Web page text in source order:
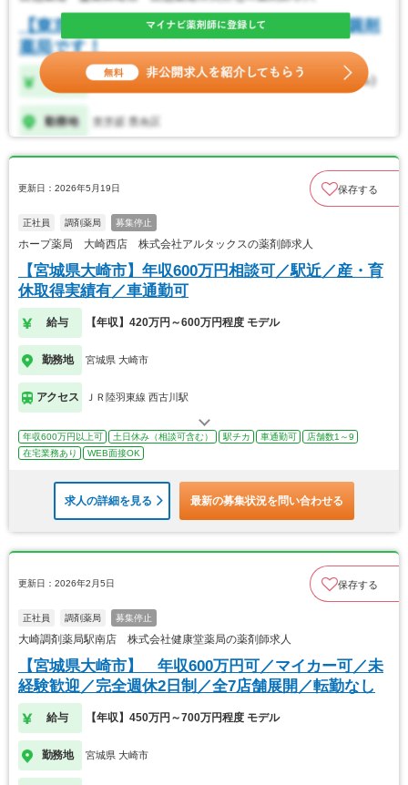
更新日：2026年5月19日 保存する
正社員 調剤薬局 募集停止
ホープ薬局 大崎西店 株式会社アルタックスの薬剤師求人
【宮城県大崎市】年収600万円相談可／駅近／産・育
休取得実績有／車通勤可
給与 【年収】420万円～600万円程度 モデル
勤務地 宮城県 大崎市
アクセス ＪＲ陸羽東線 西古川駅
年収600万円以上可 土日休み（相談可含む） 駅チカ 車通勤可
店舗数1～9
在宅業務あり
WEB面接OK
求人の詳細を見る 最新の募集状況を問い合わせる
更新日：2026年2月5日 保存する
正社員 調剤薬局 募集停止
大崎調剤薬局駅南店 株式会社健康堂薬局の薬剤師求人
【宮城県大崎市】 年収600万円可／マイカー可／未
経験歓迎／完全週休2日制／全7店舗展開／転勤なし
給与 【年収】450万円～700万円程度 モデル
勤務地 宮城県 大崎市